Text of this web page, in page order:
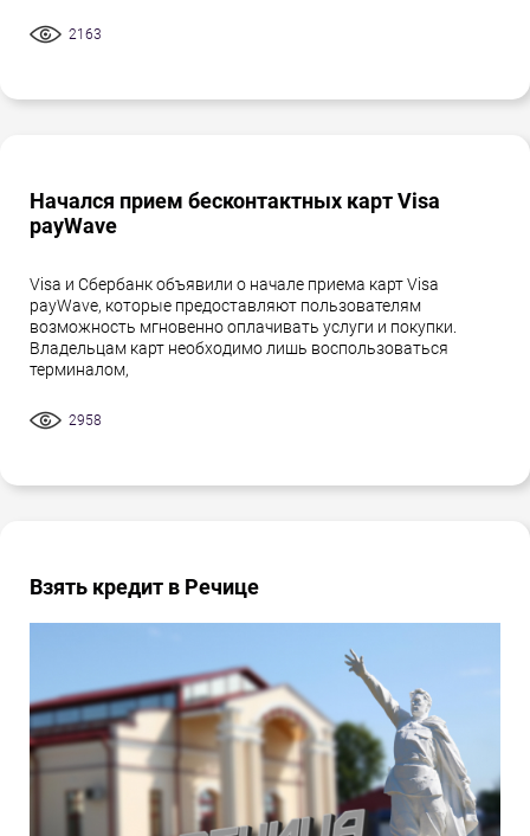
2163
Начался прием бесконтактных карт Visa
payWave
Visa и Сбербанк объявили о начале приема карт Visa
payWave, которые предоставляют пользователям
возможность мгновенно оплачивать услуги и покупки.
Владельцам карт необходимо лишь воспользоваться
терминалом,
2958
Взять кредит в Речице